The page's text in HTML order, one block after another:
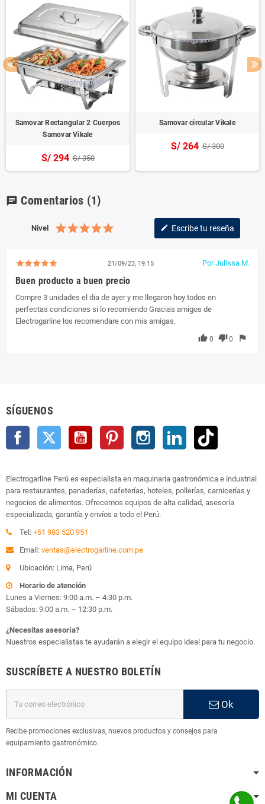
Samovar Rectangular 2 Cuerpos
Samovar Vikale
S/ 294 S/ 350
Samovar circular Vikale
S/ 264 S/ 300
chat Comentarios (1)
Nivel edit Escribe tu reseña
21/09/23, 19:15 Por Julissa M.
Buen producto a buen precio
Compre 3 unidades el dia de ayer y me llegaron hoy todos en
perfectas condiciones si lo recomiendo Gracias amigos de
Electrogarline los recomendare con mis amigas.
thumb_up 0 thumb_down0 flag
SÍGUENOS
Facebook Twitter YouTube Pinterest Instagram LinkedIn
Electrogarline Perú es especialista en maquinaria gastronómica e industrial
para restaurantes, panaderías, cafeterías, hoteles, pollerías, carnicerías y
negocios de alimentos. Ofrecemos equipos de alta calidad, asesoría
especializada, garantía y envíos a todo el Perú.
Tel: +51 983 520 951
Email: ventas@electrogarline.com.pe
Ubicación: Lima, Perú
Horario de atención
Lunes a Viernes: 9:00 a.m. – 4:30 p.m.
Sábados: 9:00 a.m. – 12:30 p.m.
¿Necesitas asesoría?
Nuestros especialistas te ayudarán a elegir el equipo ideal para tu negocio.
SUSCRÍBETE A NUESTRO BOLETÍN
Ok
Recibe promociones exclusivas, nuevos productos y consejos para
equipamiento gastronómico.
INFORMACIÓN
MI CUENTA